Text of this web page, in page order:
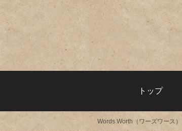
トップ
Words Worth（ワーズワース）